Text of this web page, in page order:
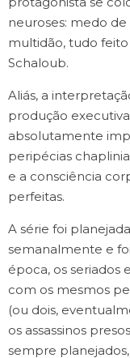
neuroses: medo
multidão, tudo
Schaloub.
Aliás, a
produção
absolutamente
peripécias
e a consciência
perfeitas.
A série foi
semanalmente e
época, os seriados
com os mesmos
(ou dois,
os assassinos
sempre